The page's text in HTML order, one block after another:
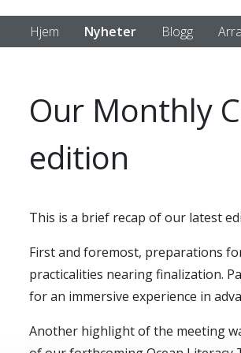
Hjem Nyheter Blogg
Our Monthly
edition
This is a brief recap of our latest
First and foremost, preparations
practicalities nearing finalization.
for an immersive experience in
Another highlight of the meeting